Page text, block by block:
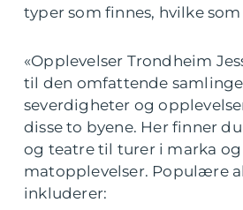
typer som finnes, hvilke
«Opplevelser Trondheim
til den omfattende
severdigheter og
disse to byene. Her finner
og teatre til turer i marka
matopplevelser. Populære
inkluderer: